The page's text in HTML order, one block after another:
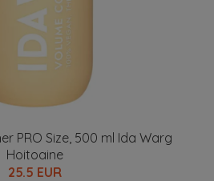
PRO Size, 500 ml Ida Warg
Hoitoaine
25.5 EUR